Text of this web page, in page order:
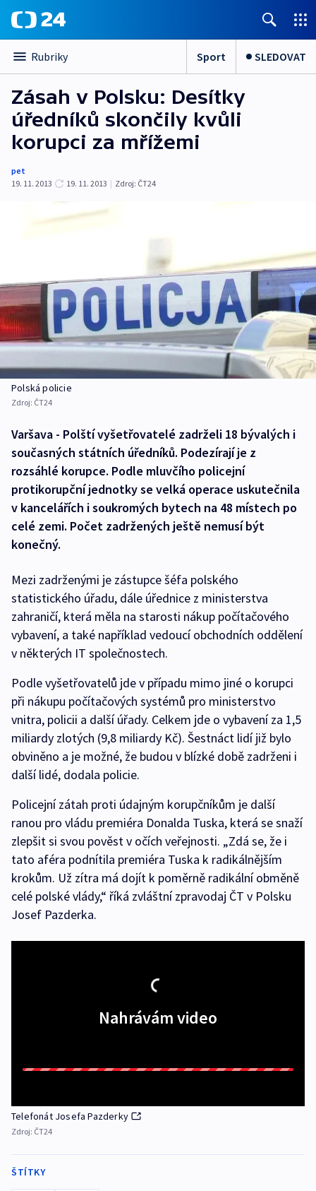
Rubriky Sport SLEDOVAT
Zásah v Polsku: Desítky
úředníků skončily kvůli
korupci za mřížemi
pet
19. 11. 2013
19. 11. 2013 | Zdroj: ČT24
Polská policie
Zdroj: ČT24
Varšava - Polští vyšetřovatelé zadrželi 18 bývalých i
současných státních úředníků. Podezírají je z
rozsáhlé korupce. Podle mluvčího policejní
protikorupční jednotky se velká operace uskutečnila
v kancelářích i soukromých bytech na 48 místech po
celé zemi. Počet zadržených ještě nemusí být
konečný.
Mezi zadrženými je zástupce šéfa polského
statistického úřadu, dále úřednice z ministerstva
zahraničí, která měla na starosti nákup počítačového
vybavení, a také například vedoucí obchodních oddělení
v některých IT společnostech.
Podle vyšetřovatelů jde v případu mimo jiné o korupci
při nákupu počítačových systémů pro ministerstvo
vnitra, policii a další úřady. Celkem jde o vybavení za 1,5
miliardy zlotých (9,8 miliardy Kč). Šestnáct lidí již bylo
obviněno a je možné, že budou v blízké době zadrženi i
další lidé, dodala policie.
Policejní zátah proti údajným korupčníkům je další
ranou pro vládu premiéra Donalda Tuska, která se snaží
zlepšit si svou pověst v očích veřejnosti. „Zdá se, že i
tato aféra podnítila premiéra Tuska k radikálnějším
krokům. Už zítra má dojít k poměrně radikální obměně
celé polské vlády,“ říká zvláštní zpravodaj ČT v Polsku
Josef Pazderka.
Nahrávám video
Telefonát Josefa Pazderky
Zdroj: ČT24
ŠTÍTKY